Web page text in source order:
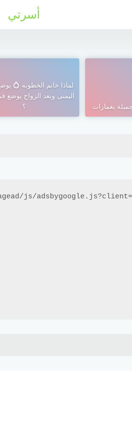
أسرتي
بغمازات
لماذا خاتم الخطوبه 💍
اليمنى وبعد الزواج يوضع
؟
js/